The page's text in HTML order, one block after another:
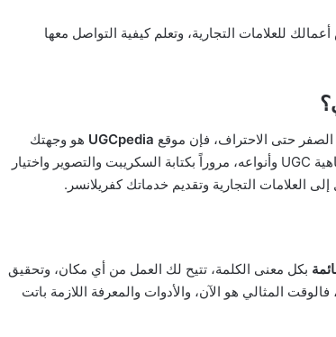
للعلامات التجارية، وتعلم كيفية التواصل معها
حتى الاحتراف، فإن موقع UGCpedia هو وجهتك
الأمثل. يقدم الموقع محتوى تعليمياً شاملاً يبدأ من شرح ماهية UGC وأنواعه، مروراً بكتابة السكريبت والتصوير واختيار
العلامات التجارية وتقديم خدماتك كفريلانسر.
بكل معنى الكلمة، تتيح لك العمل من أي مكان، وتحقيق
المثالي هو الآن، والأدوات والمعرفة اللازمة باتت